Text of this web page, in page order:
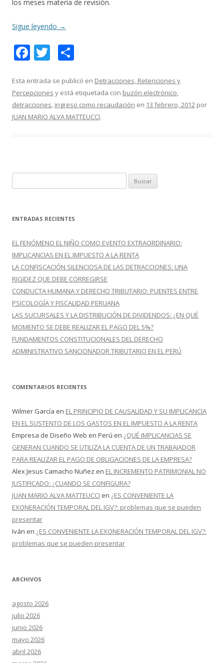
los meses materia de revisión.
Sigue leyendo →
F
e
b
o
T
itt
er
m
p
ar
Esta entrada se publicó en Detracciones, Retenciones y
Percepciones y está etiquetada con buzón electrónico,
detracciones, ingreso como recaudación en 13 febrero, 2012 por
JUAN MARIO ALVA MATTEUCCI.
u
c
r
:
ENTRADAS RECIENTES
EL FENÓMENO EL NIÑO COMO EVENTO EXTRAORDINARIO:
IMPLICANCIAS EN EL IMPUESTO A LA RENTA
LA CONFISCACIÓN SILENCIOSA DE LAS DETRACCIONES: UNA
RIGIDEZ QUE DEBE CORREGIRSE
CONDUCTA HUMANA Y DERECHO TRIBUTARIO: PUENTES ENTRE
PSICOLOGÍA Y FISCALIDAD PERUANA
LAS SUCURSALES Y LA DISTRIBUCIÓN DE DIVIDENDOS: ¿EN QUÉ
MOMENTO SE DEBE REALIZAR EL PAGO DEL 5%?
FUNDAMENTOS CONSTITUCIONALES DEL DERECHO
ADMINISTRATIVO SANCIONADOR TRIBUTARIO EN EL PERÚ
COMENTARIOS RECIENTES
Wilmer García en EL PRINCIPIO DE CAUSALIDAD Y SU IMPLICANCIA
EN EL SUSTENTO DE LOS GASTOS EN EL IMPUESTO A LA RENTA
Empresa de Diseño Web en Perú en ¿QUÉ IMPLICANCIAS SE
GENERAN CUANDO SE UTILIZA LA CUENTA DE UN TRABAJADOR
PARA REALIZAR EL PAGO DE OBLIGACIONES DE LA EMPRESA?
Alex Jesus Camacho Nuñez en EL INCREMENTO PATRIMONIAL NO
JUSTIFICADO: ¿CUANDO SE CONFIGURA?
JUAN MARIO ALVA MATTEUCCI en ¿ES CONVENIENTE LA
EXONERACIÓN TEMPORAL DEL IGV?: problemas que se pueden
presentar
Iván en ¿ES CONVENIENTE LA EXONERACIÓN TEMPORAL DEL IGV?:
problemas que se pueden presentar
ARCHIVOS
agosto 2026
julio 2026
junio 2026
mayo 2026
abril 2026